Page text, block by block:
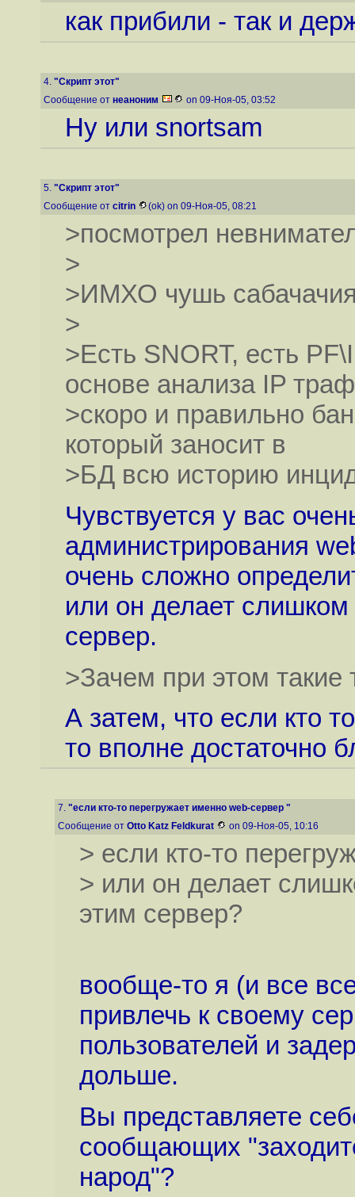
как прибили - так и
4. "Скрипт этот"
Сообщение от неаноним on 09-Ноя-05, 03:52
Ну или snortsam
5. "Скрипт этот"
Сообщение от citrin (ok) on 09-Ноя-05, 08:21
>посмотрел
>
>ИМХО чушь
>
>Есть SNORT, есть
основе анализа IP
>скоро и правильно
который заносит в
>БД всю историю
Чувствуется у вас
администрирования
очень сложно
или он делает
сервер.
>Зачем при этом
А затем, что если кто
то вполне достаточно
7. "если кто-то перегружает именно web-сервер "
Сообщение от Otto Katz Feldkurat on 09-Ноя-05, 10:16
> если кто-то
> или он делает
этим сервер?
вообще-то я (и все
привлечь к своему
пользователей и
дольше.
Вы представляете
сообщающих
народ"?